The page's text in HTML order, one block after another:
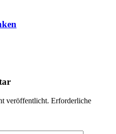
veröffentlicht. Erforderliche